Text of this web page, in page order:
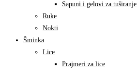
Sapuni i gelovi za tuširanje
Ruke
Nokti
Šminka
Lice
Prajmeri za lice